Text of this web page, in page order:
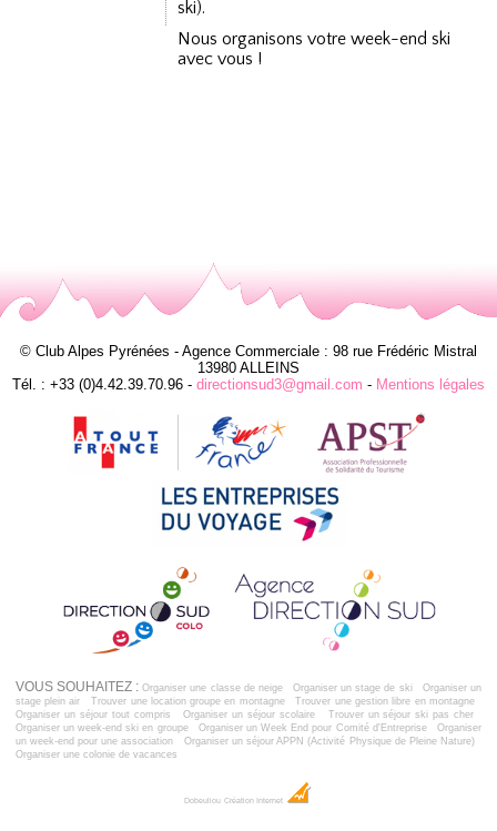
ski).
Nous organisons votre week-end ski
avec vous !
© Club Alpes Pyrénées - Agence Commerciale : 98 rue Frédéric Mistral
13980 ALLEINS
Tél. : +33 (0)4.42.39.70.96 - directionsud3@gmail.com - Mentions légales
VOUS SOUHAITEZ :Organiser une classe de neige Organiser un stage de ski
Organiser un
stage plein air
Trouver une location groupe en montagne
Trouver une gestion libre en montagne
Organiser un séjour tout compris
Organiser un séjour scolaire
Trouver un séjour ski pas cher
Organiser un week-end ski en groupe
Organiser un Week End pour Comité d'Entreprise
Organiser
un week-end pour une association
Organiser un séjour APPN (Activité Physique de Pleine Nature)
Organiser une colonie de vacances
Dobeuliou Création Internet